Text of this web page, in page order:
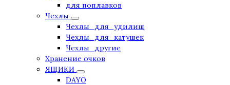
для поплавков
Чехлы
Чехлы_для_удилищ
Чехлы_для_катушек
Чехлы_другие
Хранение очков
ЯЩИКИ
DAYO